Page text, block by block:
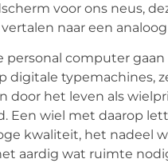
voor ons neus,
naar een
computer
typemachines,
het leven als
Een wiel met daarop
kwaliteit, het nadeel
aardig wat ruimte